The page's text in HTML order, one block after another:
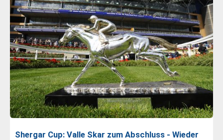
Shergar Cup: Valle Skar zum Abschluss - Wieder